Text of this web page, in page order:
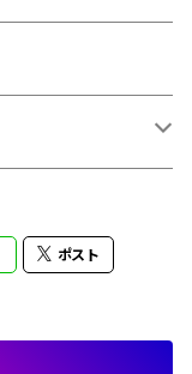
ポスト